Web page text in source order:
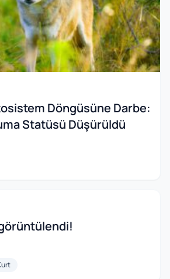
Döngüsüne Darbe:
Statüsü Düşürüldü